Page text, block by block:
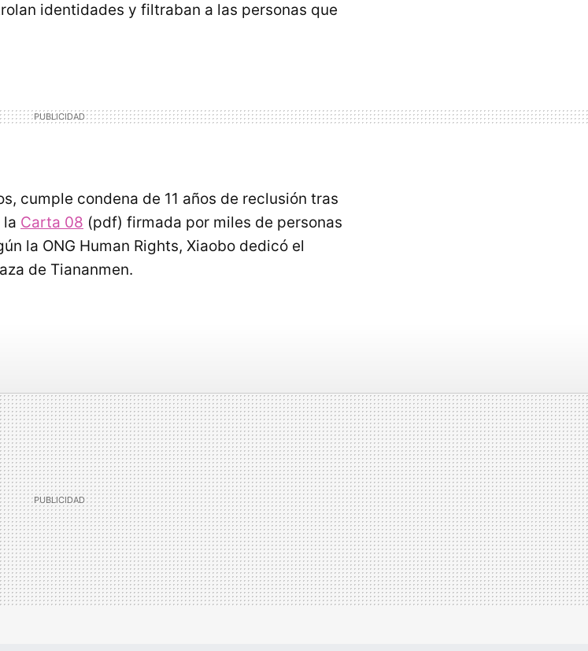
identidades y filtraban a las personas que
cumple condena de 11 años de reclusión tras
la Carta 08 (pdf) firmada por miles de personas
la ONG Human Rights, Xiaobo dedicó el
de Tiananmen.